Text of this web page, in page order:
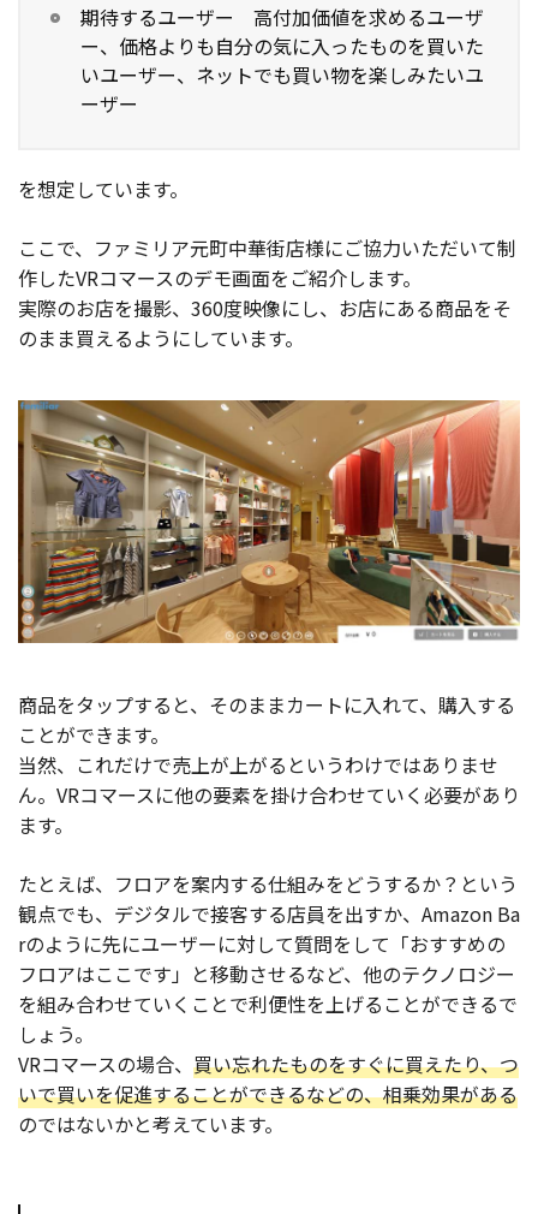
期待するユーザー 高付加価値を求めるユーザ
ー、価格よりも自分の気に入ったものを買いた
いユーザー、ネットでも買い物を楽しみたいユ
ーザー
を想定しています。
ここで、ファミリア元町中華街店様にご協力いただいて制
作したVRコマースのデモ画面をご紹介します。
実際のお店を撮影、360度映像にし、お店にある商品をそ
のまま買えるようにしています。
商品をタップすると、そのままカートに入れて、購入する
ことができます。
当然、これだけで売上が上がるというわけではありませ
ん。VRコマースに他の要素を掛け合わせていく必要があり
ます。
たとえば、フロアを案内する仕組みをどうするか？という
観点でも、デジタルで接客する店員を出すか、Amazon Ba
rのように先にユーザーに対して質問をして「おすすめの
フロアはここです」と移動させるなど、他のテクノロジー
を組み合わせていくことで利便性を上げることができるで
しょう。
VRコマースの場合、 買い忘れたものをすぐに買えたり、つ
いで買いを促進することができるなどの、相乗効果がある
のではないかと考えています。